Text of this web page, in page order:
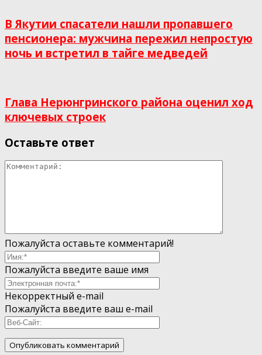
В Якутии спасатели нашли пропавшего
пенсионера: мужчина пережил непростую
ночь и встретил в тайге медведей
Глава Нерюнгринского района оценил ход
ключевых строек
Оставьте ответ
Пожалуйста оставьте комментарий!
Пожалуйста введите ваше имя
Некорректный e-mail
Пожалуйста введите ваш e-mail